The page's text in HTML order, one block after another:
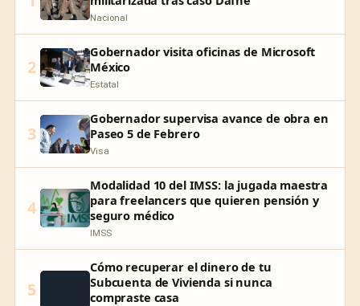
Nacional
2
Gobernador visita oficinas de Microsoft
México
Estatal
3
Gobernador supervisa avance de obra en
Paseo 5 de Febrero
Visa
4
Modalidad 10 del IMSS: la jugada maestra
para freelancers que quieren pensión y
seguro médico
IMSS
5
Cómo recuperar el dinero de tu
Subcuenta de Vivienda si nunca
compraste casa